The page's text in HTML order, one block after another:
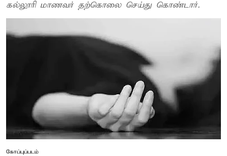
கல்லூரி மாணவர் தற்கொலை செய்து கொண்டார்.
கோப்புப்படம்